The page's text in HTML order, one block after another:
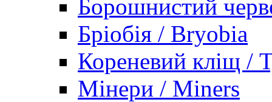
Борошнистий
Бріобія / Bryobia
Кореневий кліщ /
Мінери / Miners